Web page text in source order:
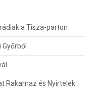
a Tisza-parton
Rakamaz és Nyírtelek